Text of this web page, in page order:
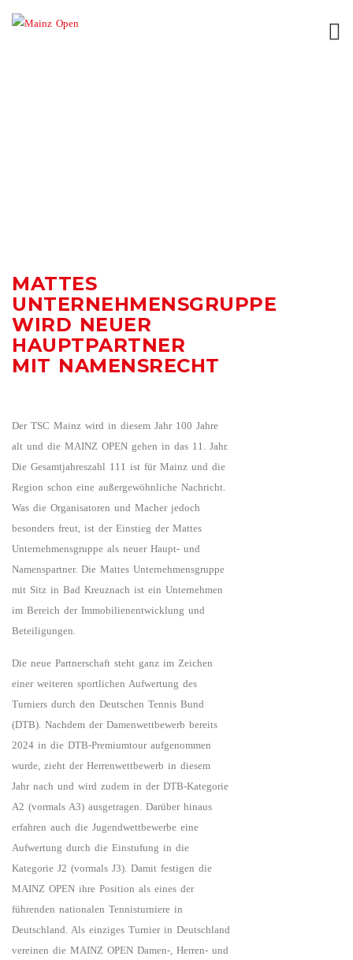
MATTES
UNTERNEHMENSGRUPPE
WIRD NEUER
HAUPTPARTNER
MIT NAMENSRECHT
Der TSC Mainz wird in diesem Jahr 100 Jahre
alt und die MAINZ OPEN gehen in das 11. Jahr.
Die Gesamtjahreszahl 111 ist für Mainz und die
Region schon eine außergewöhnliche Nachricht.
Was die Organisatoren und Macher jedoch
besonders freut, ist der Einstieg der Mattes
Unternehmensgruppe als neuer Haupt- und
Namenspartner. Die Mattes Unternehmensgruppe
mit Sitz in Bad Kreuznach ist ein Unternehmen
im Bereich der Immobilienentwicklung und
Beteiligungen.
Die neue Partnerschaft steht ganz im Zeichen
einer weiteren sportlichen Aufwertung des
Turniers durch den Deutschen Tennis Bund
(DTB). Nachdem der Damenwettbewerb bereits
2024 in die DTB-Premiumtour aufgenommen
wurde, zieht der Herrenwettbewerb in diesem
Jahr nach und wird zudem in der DTB-Kategorie
A2 (vormals A3) ausgetragen. Darüber hinaus
erfahren auch die Jugendwettbewerbe eine
Aufwertung durch die Einstufung in die
Kategorie J2 (vormals J3). Damit festigen die
MAINZ OPEN ihre Position als eines der
führenden nationalen Tennisturniere in
Deutschland. Als einziges Turnier in Deutschland
vereinen die MAINZ OPEN Damen-, Herren- und